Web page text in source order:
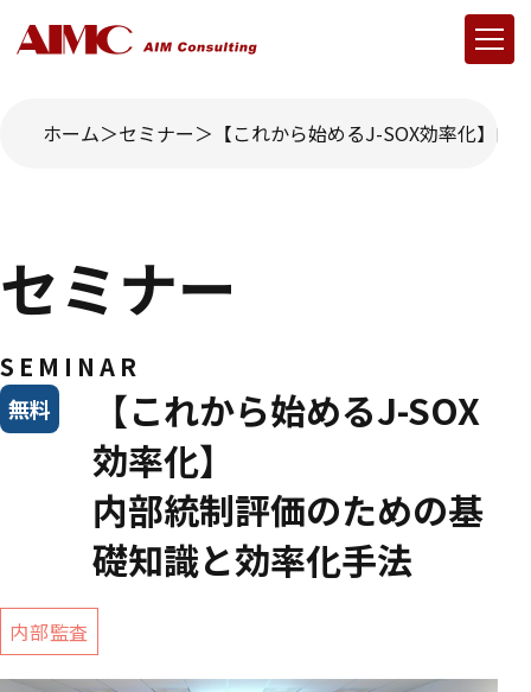
ホーム セミナー 【これから始めるJ-SOX効率化】
セミナー
SEMINAR
【これから始めるJ-SOX
効率化】
内部統制評価のための基
礎知識と効率化手法
無料
内部監査